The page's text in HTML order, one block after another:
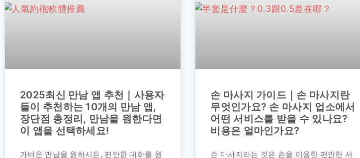
2025최신 만남 앱 추천｜사용자
들이 추천하는 10개의 만남 앱,
장단점 총정리, 만남을 원한다면
이 앱을 선택하세요!
가벼운 만남을 원하시든, 편안한 대화를 원
손 마사지 가이드｜손 마사지란
무엇인가요? 손 마사지 업소에서
어떤 서비스를 받을 수 있나요?
비용은 얼마인가요?
손 마사지라는 것은 손을 이용한 편안한 서